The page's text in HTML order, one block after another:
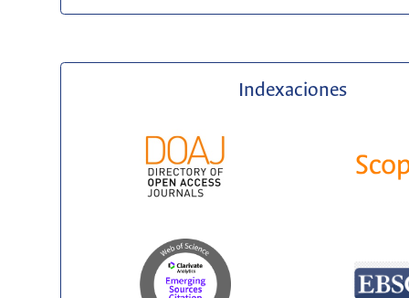
Indexaciones